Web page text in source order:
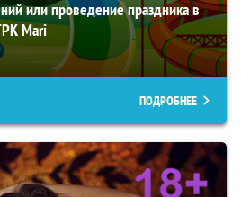
или проведение праздника в
Mari
ПОДРОБНЕЕ